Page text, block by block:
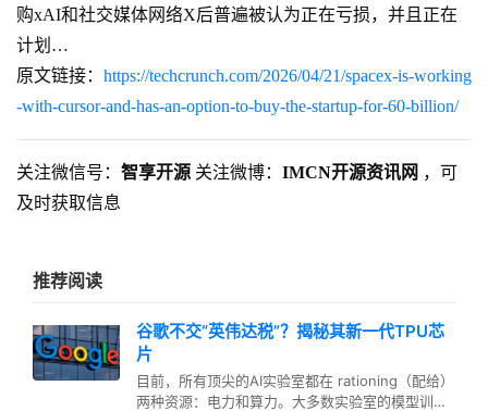
购xAI和社交媒体网络X后普遍被认为正在亏损，并且正在
计划…
原文链接： https://techcrunch.com/2026/04/21/spacex-is-working
-with-cursor-and-has-an-option-to-buy-the-startup-for-60-billion/
关注微信号： 智享开源 关注微博： IMCN开源资讯网 ，可
及时获取信息
推荐阅读
谷歌不交“英伟达税”？揭秘其新一代TPU芯
片
目前，所有顶尖的AI实验室都在 rationing（配给）
两种资源：电力和算力。大多数实验室的模型训练